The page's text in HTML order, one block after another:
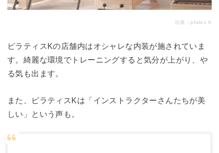
出典： pilates K
ピラティスKの店舗内はオシャレな内装が施されていま
す。綺麗な環境でトレーニングすると気分が上がり、や
る気も出ます。
また、ピラティスKは「インストラクターさんたちが美
しい」という声も。